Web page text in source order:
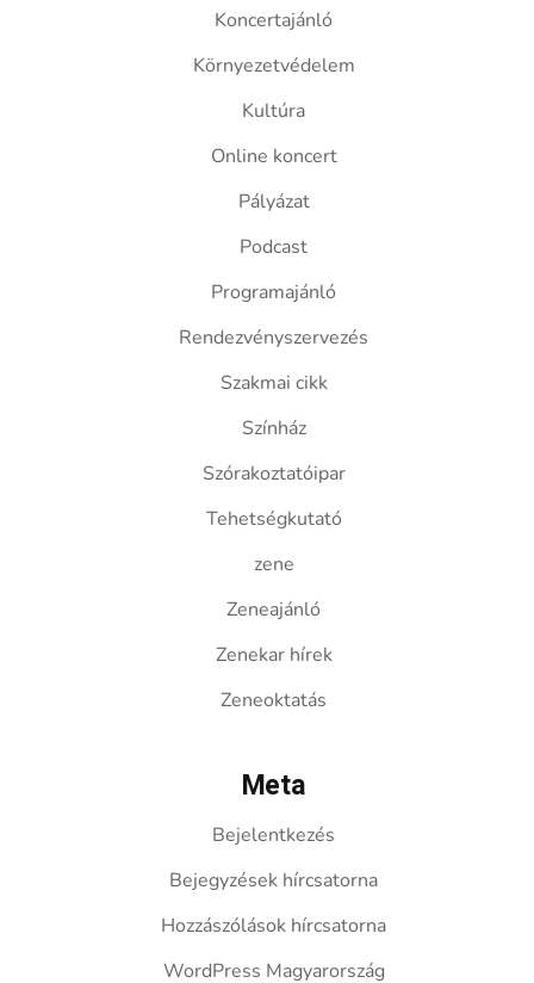
Koncertajánló
Környezetvédelem
Kultúra
Online koncert
Pályázat
Podcast
Programajánló
Rendezvényszervezés
Szakmai cikk
Színház
Szórakoztatóipar
Tehetségkutató
zene
Zeneajánló
Zenekar hírek
Zeneoktatás
Meta
Bejelentkezés
Bejegyzések hírcsatorna
Hozzászólások hírcsatorna
WordPress Magyarország